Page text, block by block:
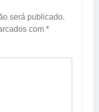
será publicado.
com *